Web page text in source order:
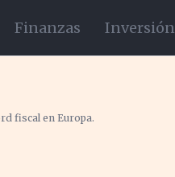
Finanzas Inversión
fiscal en Europa.